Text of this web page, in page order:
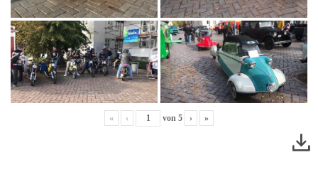
« ‹ von 5 › »